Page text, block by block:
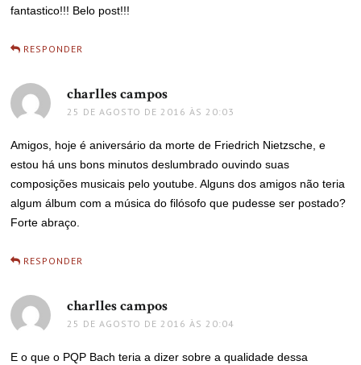
fantastico!!! Belo post!!!
RESPONDER
charlles campos
25 DE AGOSTO DE 2016 ÀS 20:03
Amigos, hoje é aniversário da morte de Friedrich Nietzsche, e
estou há uns bons minutos deslumbrado ouvindo suas
composições musicais pelo youtube. Alguns dos amigos não teria
algum álbum com a música do filósofo que pudesse ser postado?
Forte abraço.
RESPONDER
charlles campos
25 DE AGOSTO DE 2016 ÀS 20:04
E o que o PQP Bach teria a dizer sobre a qualidade dessa